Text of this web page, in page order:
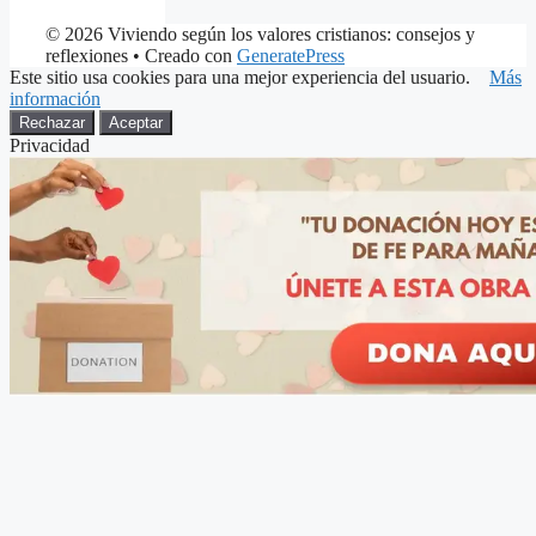
© 2026 Viviendo según los valores cristianos: consejos y
reflexiones • Creado con GeneratePress
Este sitio usa cookies para una mejor experiencia del usuario. Más
información
Rechazar Aceptar
Privacidad